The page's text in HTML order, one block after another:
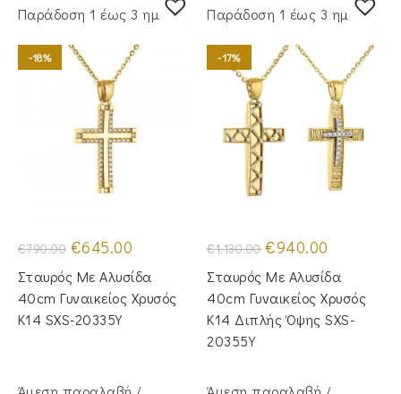
Παράδoση 1 έως 3 ημέρες
-18%
€790.00 Original
price
was:
€790.00.
€645.00
τιμή
είναι:
€645.00.
Σταυρός Mε Aλυσίδα
40cm Γυναικείος Χρυσός
Κ14 SXS-20335Y
Παράδoση 1 έως 3 ημέρες
-17%
€1,130.00 Original
price
was:
€1,130.00.
€940.00
τιμή
είναι:
€940.00.
Σταυρός Με Αλυσίδα
40cm Γυναικείος Χρυσός
Κ14 Διπλής Όψης SXS-
20355Y